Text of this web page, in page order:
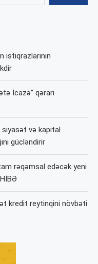
istiqrazlarının
İcazə” qərarı
siyasət və kapital
gücləndirir
rəqəmsal edəcək yeni
kredit reytinqini növbəti